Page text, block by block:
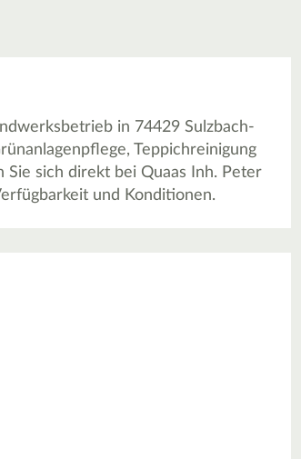
in 74429 Sulzbach-
Teppichreinigung
sich direkt bei Quaas Inh. Peter
und Konditionen.